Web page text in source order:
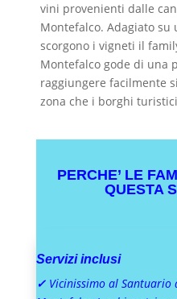
vini provenienti dalle
Montefalco. Adagiato su
scorgono i vigneti il
Montefalco gode di una
raggiungere facilmente
zona che i borghi
PERCHE’ LE
QUESTA
Servizi inclusi
✓Vicinissimo al Santuario